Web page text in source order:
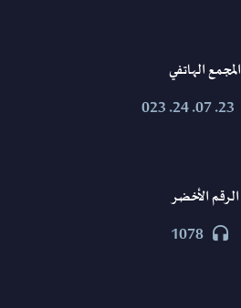
المجمع الهاتفي
23. 07. 24. 023
الرقم الأخضر


1078